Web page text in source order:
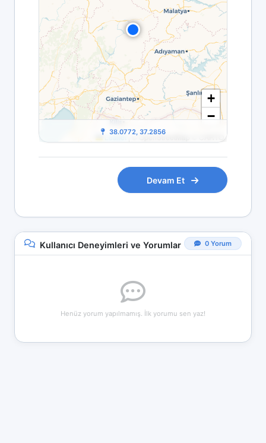
+
−
Leaflet |© OpenStreetMap © CARTO
38.0772, 37.2856
Devam Et
Kullanıcı Deneyimleri ve Yorumlar 0 Yorum
Henüz yorum yapılmamış. İlk yorumu sen yaz!